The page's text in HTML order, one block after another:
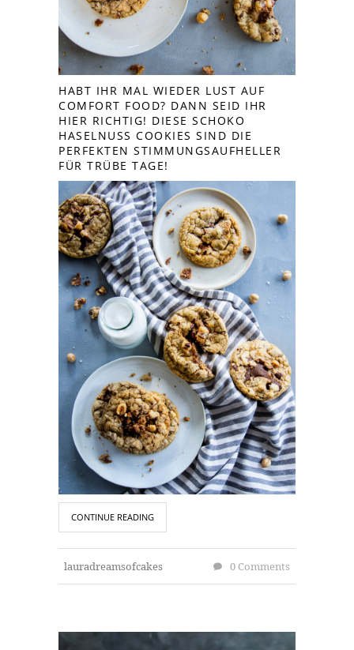
HABT IHR MAL WIEDER LUST AUF
COMFORT FOOD? DANN SEID IHR
HIER RICHTIG! DIESE SCHOKO
HASELNUSS COOKIES SIND DIE
PERFEKTEN STIMMUNGSAUFHELLER
FÜR TRÜBE TAGE!
CONTINUE READING
lauradreamsofcakes 0 Comments